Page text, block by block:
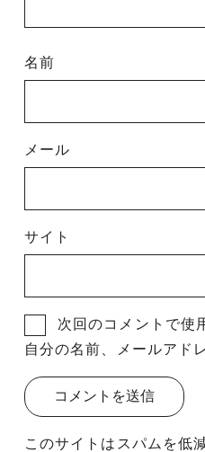
名前
メール
サイト
次回のコメントで使
自分の名前、メールアド
このサイトはスパムを低